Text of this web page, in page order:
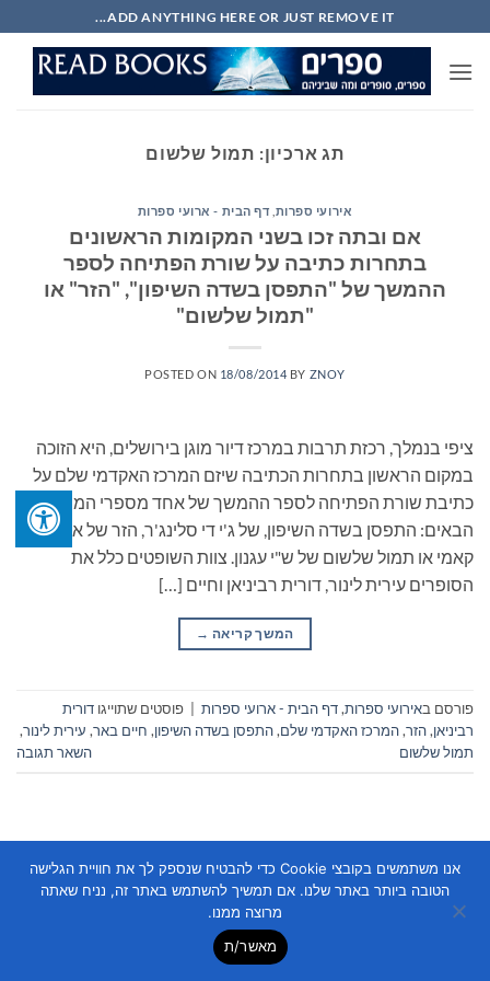
to
content
ADD ANYTHING HERE OR JUST REMOVE IT...
תג ארכיון: תמול שלשום
אירועי ספרות דף הבית - ארועי ספרות
אם ובתה זכו בשני המקומות הראשונים
בתחרות כתיבה על שורת הפתיחה לספר
ההמשך של "התפסן בשדה השיפון", "הזר" או
"תמול שלשום"
POSTED ON 18/08/2014 BY ZNOY
ציפי בנמלך, רכזת תרבות במרכז דיור מוגן בירושלים, היא הזוכה
במקום הראשון בתחרות הכתיבה שיזם המרכז האקדמי שלם על
כתיבת שורת הפתיחה לספר ההמשך של אחד מספרי המופת
הבאים: התפסן בשדה השיפון, של ג'י די סלינג'ר, הזר של אלבר
קאמי או תמול שלשום של ש"י עגנון. צוות השופטים כלל את
הסופרים עירית לינור, דורית רביניאן וחיים […]
המשך קריאה →
פורסם באירועי ספרות,דף הבית - ארועי ספרות פוסטים שתוייגו דורית
רביניאן,הזר,המרכז האקדמי שלם,התפסן בשדה השיפון, חיים באר, עירית לינור,
תמול שלשום
השאר תגובה
Copyright 2026 ©Flatsome Theme
אנו משתמשים בקובצי Cookie כדי להבטיח שנספק לך את חוויית הגלישה
הטובה ביותר באתר שלנו. אם תמשיך להשתמש באתר זה, נניח שאתה
מרוצה ממנו.
מאשר/ת